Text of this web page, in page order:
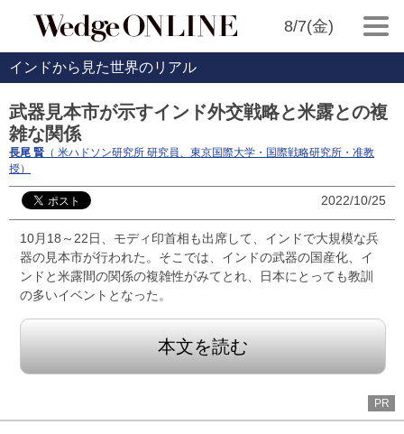
8/7(金)
インドから見た世界のリアル
武器見本市が示すインド外交戦略と米露との複
雑な関係
長尾 賢 （ 米ハドソン研究所 研究員、東京国際大学・国際戦略研究所・准教
授）
2022/10/25
10月18～22日、モディ印首相も出席して、インドで大規模な兵
器の見本市が行われた。そこでは、インドの武器の国産化、イ
ンドと米露間の関係の複雑性がみてとれ、日本にとっても教訓
の多いイベントとなった。
本文を読む
PR